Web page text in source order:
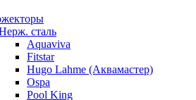
сталь
Aquaviva
Fitstar
Hugo Lahme (Аквамастер)
Ospa
Pool King